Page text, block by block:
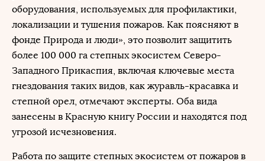
оборудования, используемых для профилактики,
локализации и тушения пожаров. Как поясняют в
фонде Природа и люди», это позволит защитить
более 100 000 га степных экосистем Северо-
Западного Прикаспия, включая ключевые места
гнездования таких видов, как журавль-красавка и
степной орел, отмечают эксперты. Оба вида
занесены в Красную книгу России и находятся под
угрозой исчезновения.
Работа по защите степных экосистем от пожаров в